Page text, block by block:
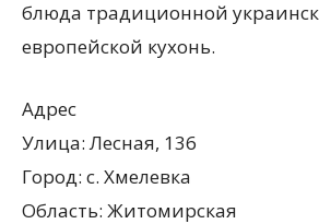
блюда традиционной
европейской кухонь.
Адрес
Улица: Лесная, 136
Город: с. Хмелевка
Область: Житомирская